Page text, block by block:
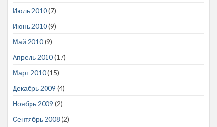
Июль 2010(7)
Июнь 2010(9)
Май 2010(9)
Апрель 2010(17)
Март 2010(15)
Декабрь 2009 (4)
Ноябрь 2009 (2)
Сентябрь 2008 (2)